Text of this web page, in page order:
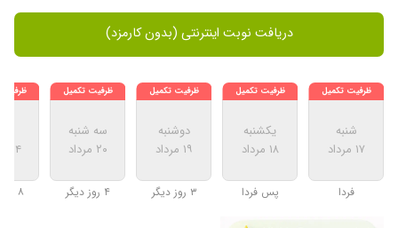
دریافت نوبت اینترنتی (بدون کارمزد)
شنبه
۱۷ مرداد
فردا
یکشنبه
۱۸ مرداد
پس فردا
دوشنبه
۱۹ مرداد
۳ روز دیگر
سه شنبه
۲۰ مرداد
۴ روز دیگر
۲۴ مرداد
۸ روز دیگر